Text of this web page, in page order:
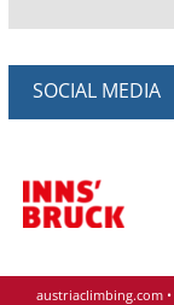
SOCIAL MEDIA
austriaclimbing.com •